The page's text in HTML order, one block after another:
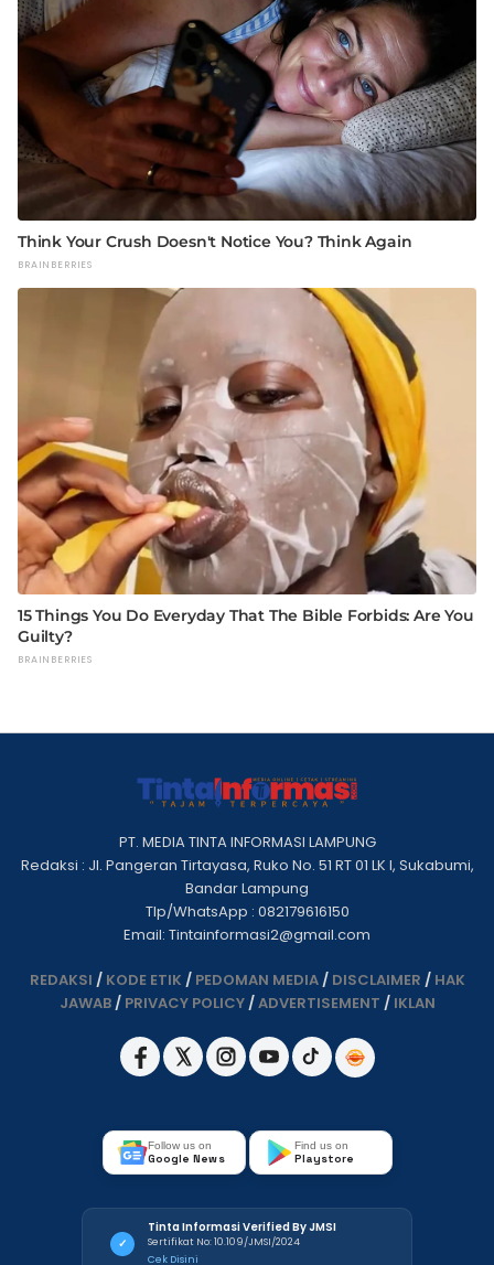
PT. MEDIA TINTA INFORMASI LAMPUNG
Redaksi : Jl. Pangeran Tirtayasa, Ruko No. 51 RT 01 LK I, Sukabumi,
Bandar Lampung
Tlp/WhatsApp : 082179616150
Email: Tintainformasi2@gmail.com
REDAKSI / KODE ETIK / PEDOMAN MEDIA/ DISCLAIMER / HAK
JAWAB/ PRIVACY POLICY/ADVERTISEMENT / IKLAN
Follow us on
Google News
Find us on
Playstore
✓
Tinta Informasi Verified By JMSI
Sertifikat No: 10.109/JMSI/2024
Cek Disini